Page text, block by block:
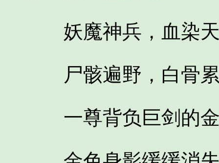
妖魔神兵，血染
尸骸遍野，白骨
一尊背负巨剑的金